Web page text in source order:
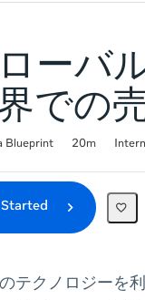
ーバ
での
Blueprint 20m
テクノロジーを